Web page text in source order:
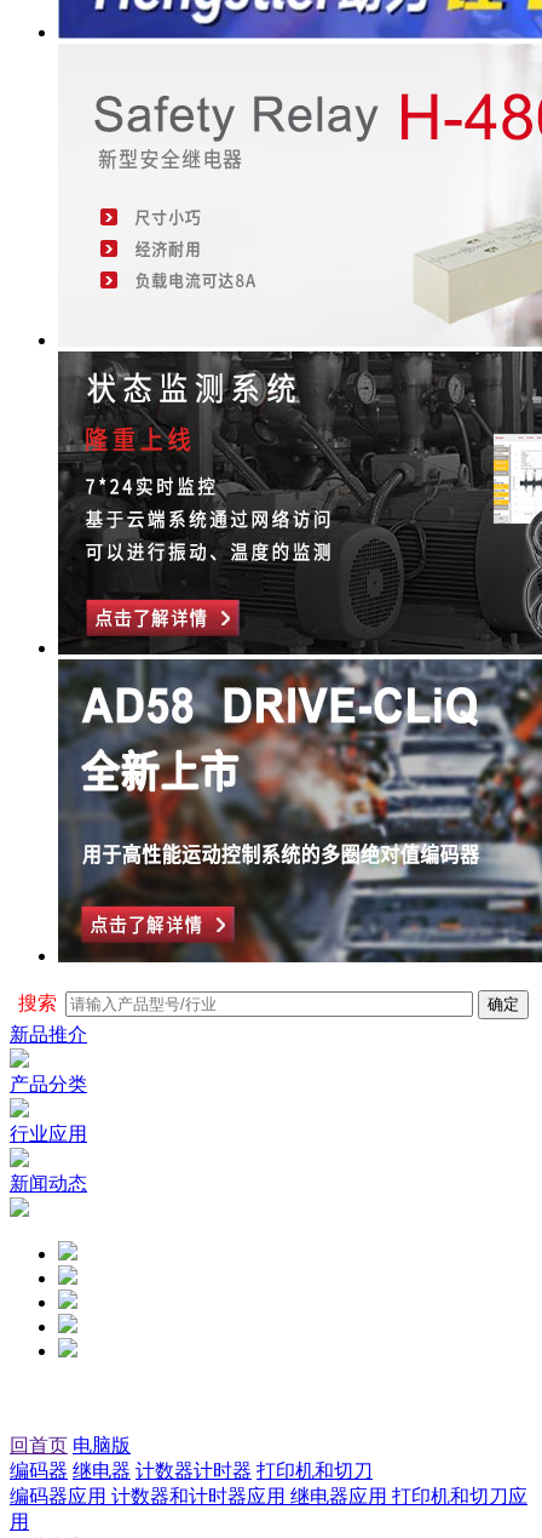
搜索
新品推介
产品分类
行业应用
新闻动态
回首页 电脑版
编码器 继电器 计数器计时器 打印机和切刀
编码器应用 计数器和计时器应用 继电器应用 打印机和切刀应
用